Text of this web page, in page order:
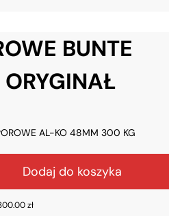
BUNTE
AL-KO 48MM 300 KG
Dodaj do koszyka
zł